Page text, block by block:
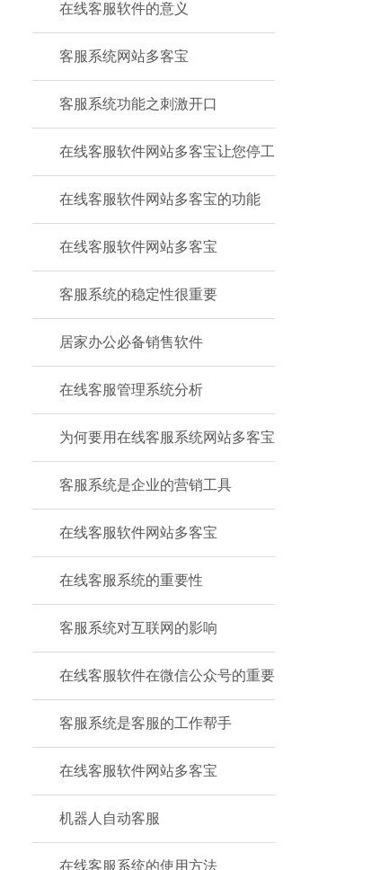
在线客服软件的意义
客服系统网站多客宝
客服系统功能之刺激开口
在线客服软件网站多客宝让您停工
在线客服软件网站多客宝的功能
在线客服软件网站多客宝
客服系统的稳定性很重要
居家办公必备销售软件
在线客服管理系统分析
为何要用在线客服系统网站多客宝
客服系统是企业的营销工具
在线客服软件网站多客宝
在线客服系统的重要性
客服系统对互联网的影响
在线客服软件在微信公众号的重要
客服系统是客服的工作帮手
在线客服软件网站多客宝
机器人自动客服
在线客服系统的使用方法